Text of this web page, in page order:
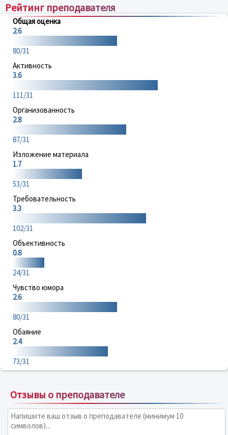
Рейтинг преподавателя
Общая оценка
2.6
80/31
Активность
3.6
111/31
Организованность
2.8
87/31
Изложение материала
1.7
53/31
Требовательность
3.3
102/31
Объективность
0.8
24/31
Чувство юмора
2.6
80/31
Обаяние
2.4
73/31
Отзывы о преподавателе